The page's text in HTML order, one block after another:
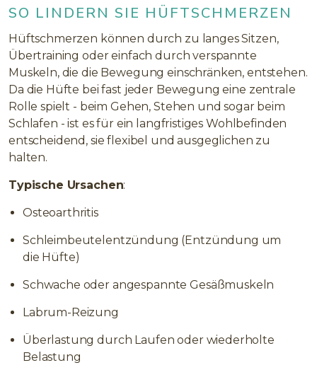
SO LINDERN SIE HÜFTSCHMERZEN
Hüftschmerzen können durch zu langes Sitzen,
Übertraining oder einfach durch verspannte
Muskeln, die die Bewegung einschränken, entstehen.
Da die Hüfte bei fast jeder Bewegung eine zentrale
Rolle spielt - beim Gehen, Stehen und sogar beim
Schlafen - ist es für ein langfristiges Wohlbefinden
entscheidend, sie flexibel und ausgeglichen zu
halten.
Typische Ursachen:
Osteoarthritis
Schleimbeutelentzündung (Entzündung um
die Hüfte)
Schwache oder angespannte Gesäßmuskeln
Labrum-Reizung
Überlastung durch Laufen oder wiederholte
Belastung